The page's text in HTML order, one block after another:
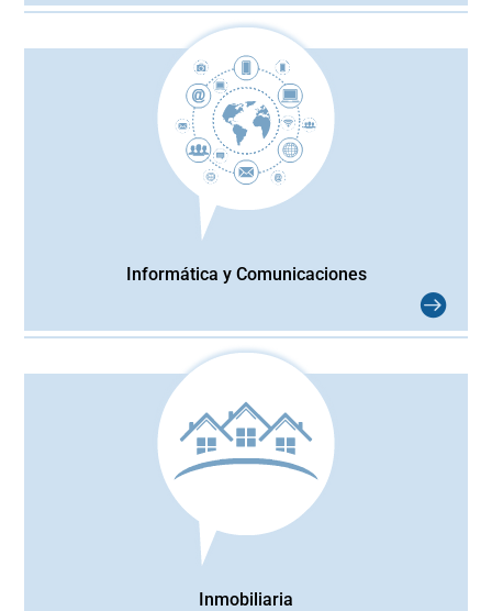
Informática y Comunicaciones
Inmobiliaria